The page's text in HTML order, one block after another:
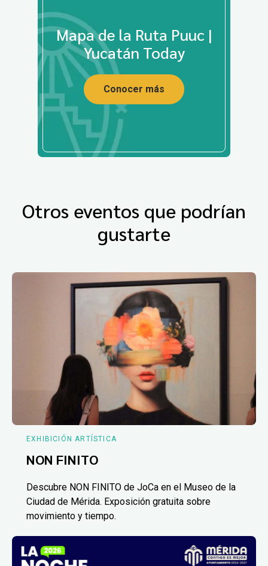
Mapa de la Ruta Puuc |
Yucatán Today
Conocer más
Otros eventos que podrían
gustarte
EXHIBICIÓN ARTÍSTICA
NON FINITO
Descubre NON FINITO de JoCa en el Museo de la
Ciudad de Mérida. Exposición gratuita sobre
movimiento y tiempo.